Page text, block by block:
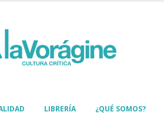
LIBRERÍA ¿QUÉ SOMOS?